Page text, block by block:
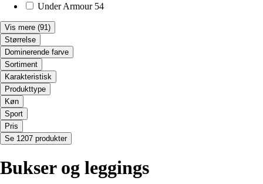
Under Armour 54
Vis mere (91)
Størrelse
Dominerende farve
Sortiment
Karakteristisk
Produkttype
Køn
Sport
Pris
Se 1207 produkter
Bukser og leggings